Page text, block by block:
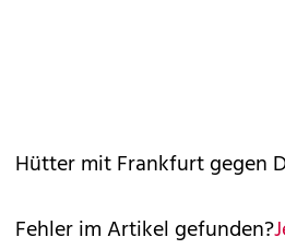
Hütter mit Frankfurt gegen
Fehler im Artikel gefunden?